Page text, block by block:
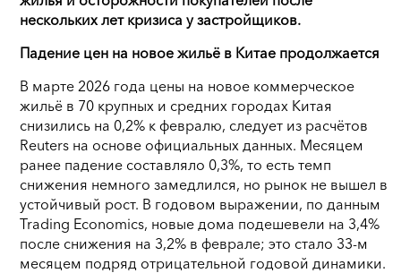
нескольких лет кризиса у застройщиков.
Падение цен на новое жильё в Китае продолжается
В марте 2026 года цены на новое коммерческое
жильё в 70 крупных и средних городах Китая
снизились на 0,2% к февралю, следует из расчётов
Reuters на основе официальных данных. Месяцем
ранее падение составляло 0,3%, то есть темп
снижения немного замедлился, но рынок не вышел в
устойчивый рост. В годовом выражении, по данным
Trading Economics, новые дома подешевели на 3,4%
после снижения на 3,2% в феврале; это стало 33-м
месяцем подряд отрицательной годовой динамики.